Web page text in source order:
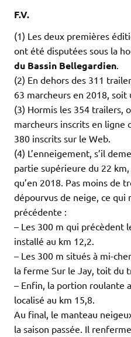
F.V.
(1) Les deux premières
ont été disputées sous la
du Bassin Bellegardien.
(2) En dehors des 311
63 marcheurs en 2018,
(3) Hormis les 354 trailers,
marcheurs inscrits en ligne
380 inscrits sur le Web.
(4) L’enneigement, s’il
partie supérieure du 22
qu’en 2018. Pas moins de
dépourvus de neige, ce qui
précédente :
– Les 300 m qui précèdent
installé au km 12,2.
– Les 300 m situés à mi-
la ferme Sur le Jay, toit du
– Enfin, la portion roulante
localisé au km 15,8.
Au final, le manteau
la saison passée. Il